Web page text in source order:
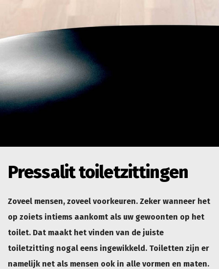
Pressalit toiletzittingen
Zoveel mensen, zoveel voorkeuren. Zeker wanneer het
op zoiets intiems aankomt als uw gewoonten op het
toilet. Dat maakt het vinden van de juiste
toiletzitting nogal eens ingewikkeld. Toiletten zijn er
namelijk net als mensen ook in alle vormen en maten.